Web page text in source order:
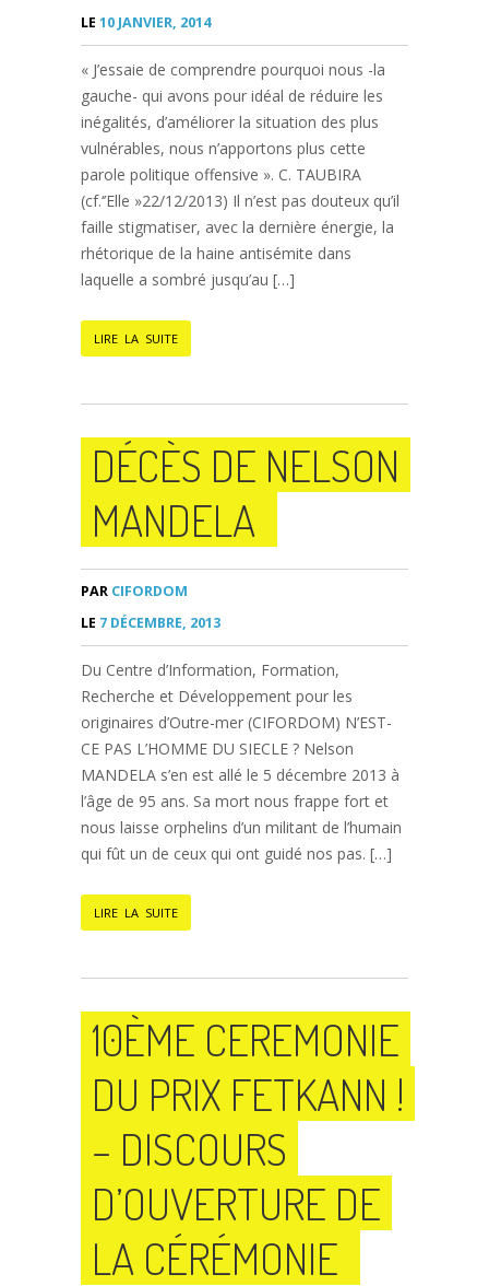
LE 10 JANVIER, 2014
« J’essaie de comprendre pourquoi nous -la
gauche- qui avons pour idéal de réduire les
inégalités, d’améliorer la situation des plus
vulnérables, nous n’apportons plus cette
parole politique offensive ». C. TAUBIRA
(cf.‘’Elle »22/12/2013) Il n’est pas douteux qu’il
faille stigmatiser, avec la dernière énergie, la
rhétorique de la haine antisémite dans
laquelle a sombré jusqu’au […]
LIRE LA SUITE
DÉCÈS DE NELSON
MANDELA
PAR CIFORDOM
LE 7 DÉCEMBRE, 2013
Du Centre d’Information, Formation,
Recherche et Développement pour les
originaires d’Outre-mer (CIFORDOM) N’EST-
CE PAS L’HOMME DU SIECLE ? Nelson
MANDELA s’en est allé le 5 décembre 2013 à
l’âge de 95 ans. Sa mort nous frappe fort et
nous laisse orphelins d’un militant de l’humain
qui fût un de ceux qui ont guidé nos pas. […]
LIRE LA SUITE
10ÈME CEREMONIE
DU PRIX FETKANN !
– DISCOURS
D’OUVERTURE DE
LA CÉRÉMONIE